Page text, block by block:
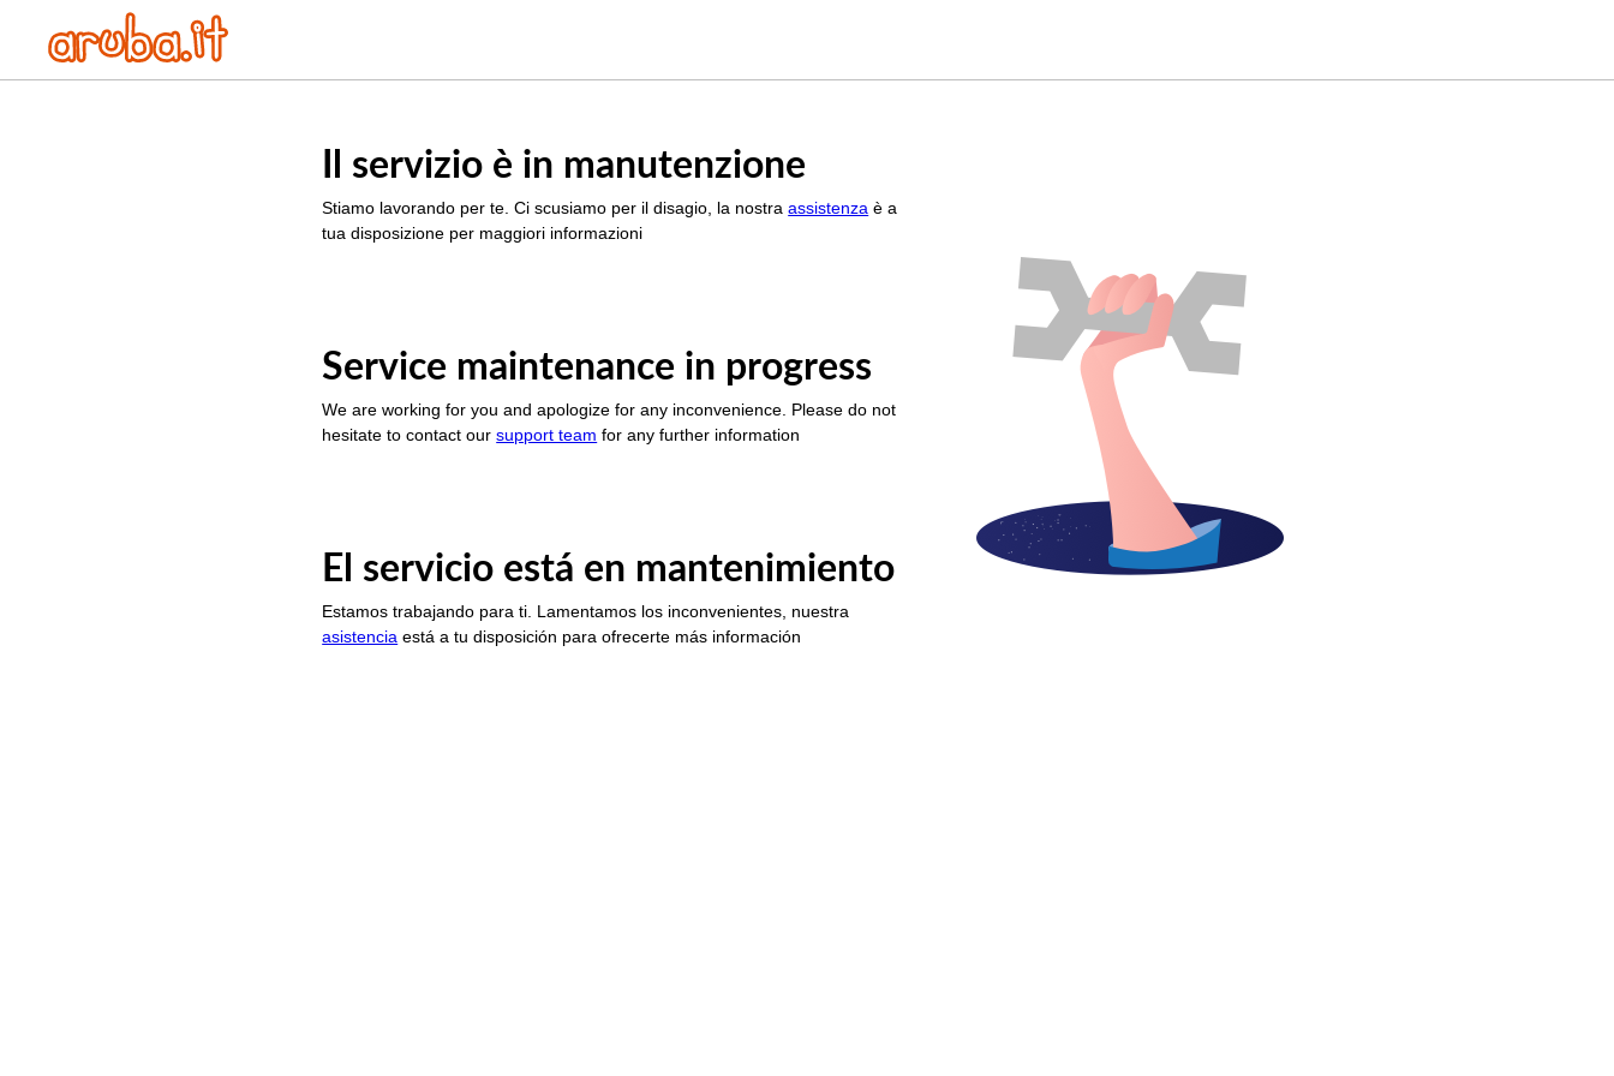
Il servizio è in manutenzione
Stiamo lavorando per te. Ci scusiamo per il disagio, la nostraassistenza è a
tua disposizione per maggiori informazioni
Service maintenance in progress
We are working for you and apologize for any inconvenience. Please do not
hesitate to contact oursupport team for any further information
El servicio está en mantenimiento
Estamos trabajando para ti. Lamentamos los inconvenientes, nuestra
asistencia está a tu disposición para ofrecerte más información